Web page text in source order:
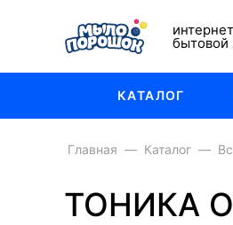
бытовой
КАТАЛОГ
Главная Каталог
ТОНИКА